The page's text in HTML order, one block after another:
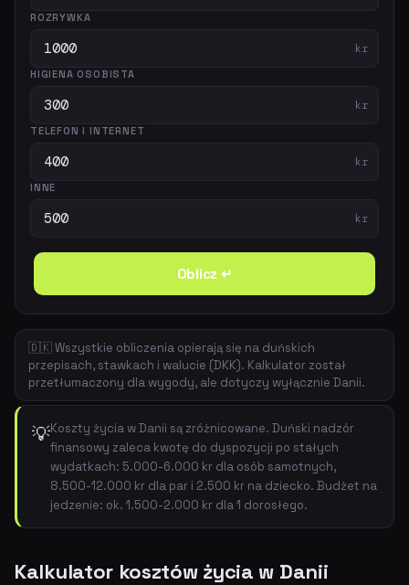
ROZRYWKA
kr
HIGIENA OSOBISTA
kr
TELEFON I INTERNET
kr
INNE
kr
Oblicz ↵
🇩🇰 Wszystkie obliczenia opierają się na duńskich
przepisach, stawkach i walucie (DKK). Kalkulator został
przetłumaczony dla wygody, ale dotyczy wyłącznie Danii.
💡Koszty życia w Danii są zróżnicowane. Duński nadzór
finansowy zaleca kwotę do dyspozycji po stałych
wydatkach: 5.000-6.000 kr dla osób samotnych,
8.500-12.000 kr dla par i 2.500 kr na dziecko. Budżet na
jedzenie: ok. 1.500-2.000 kr dla 1 dorosłego.
Kalkulator kosztów życia w Danii